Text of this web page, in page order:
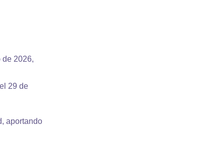
de 2026,
29 de
aportando